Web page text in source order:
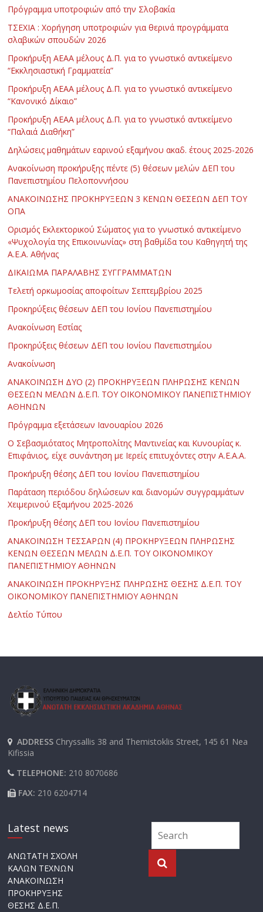
Πρόγραμμα υποτροφιών από την Σλοβακία
ΤΣΕΧΙΑ : Χορήγηση υποτροφιών για θερινά προγράμματα
σλαβικών σπουδών 2026
Προκήρυξη ΑΕΑΑ μέλους Δ.Π. για το γνωστικό αντικείμενο
“Εκκλησιαστική Γραμματεία”
Προκήρυξη ΑΕΑΑ μέλους Δ.Π. για το γνωστικό αντικείμενο
“Κανονικό Δίκαιο”
Προκήρυξη ΑΕΑΑ μέλους Δ.Π. για το γνωστικό αντικείμενο
“Παλαιά Διαθήκη”
Δηλώσεις μαθημάτων εαρινού εξαμήνου ακαδ. έτους 2025-2026
Ανακοίνωση προκήρυξης πέντε (5) θέσεων μελών ΔΕΠ του
Πανεπιστημίου Πελοποννήσου
ΑΝΑΚΟΙΝΩΣΗΣ ΠΡΟΚΗΡΥΞΕΩΝ 3 ΚΕΝΩΝ ΘΕΣΕΩΝ ΔΕΠ ΤΟΥ
ΟΠΑ
Ορισμός Εκλεκτορικού Σώματος για το γνωστικό αντικείμενο
«Ψυχολογία της Επικοινωνίας» στη βαθμίδα του Καθηγητή της
Α.Ε.Α. Αθήνας
ΔΙΚΑΙΩΜΑ ΠΑΡΑΛΑΒΗΣ ΣΥΓΓΡΑΜΜΑΤΩΝ
Τελετή ορκωμοσίας αποφοίτων Σεπτεμβρίου 2025
Προκηρύξεις θέσεων ΔΕΠ του Ιονίου Πανεπιστημίου
Ανακοίνωση Εστίας
Προκηρύξεις θέσεων ΔΕΠ του Ιονίου Πανεπιστημίου
Ανακοίνωση
ΑΝΑΚΟΙΝΩΣΗ ΔΥΟ (2) ΠΡΟΚΗΡΥΞΕΩΝ ΠΛΗΡΩΣΗΣ ΚΕΝΩΝ
ΘΕΣΕΩΝ ΜΕΛΩΝ Δ.Ε.Π. ΤΟΥ ΟΙΚΟΝΟΜΙΚΟΥ ΠΑΝΕΠΙΣΤΗΜΙΟΥ
ΑΘΗΝΩΝ
Πρόγραμμα εξετάσεων Ιανουαρίου 2026
Ο Σεβασμιότατος Μητροπολίτης Μαντινείας και Κυνουρίας κ.
Επιφάνιος, είχε συνάντηση με Ιερείς επιτυχόντες στην Α.Ε.Α.Α.
Προκήρυξη θέσης ΔΕΠ του Ιονίου Πανεπιστημίου
Παράταση περιόδου δηλώσεων και διανομών συγγραμμάτων
Χειμερινού Εξαμήνου 2025-2026
Προκήρυξη θέσης ΔΕΠ του Ιονίου Πανεπιστημίου
ΑΝΑΚΟΙΝΩΣΗ ΤΕΣΣΑΡΩΝ (4) ΠΡΟΚΗΡΥΞΕΩΝ ΠΛΗΡΩΣΗΣ
ΚΕΝΩΝ ΘΕΣΕΩΝ ΜΕΛΩΝ Δ.Ε.Π. ΤΟΥ ΟΙΚΟΝΟΜΙΚΟΥ
ΠΑΝΕΠΙΣΤΗΜΙΟΥ ΑΘΗΝΩΝ
ΑΝΑΚΟΙΝΩΣΗ ΠΡΟΚΗΡΥΞΗΣ ΠΛΗΡΩΣΗΣ ΘΕΣΗΣ Δ.Ε.Π. ΤΟΥ
ΟΙΚΟΝΟΜΙΚΟΥ ΠΑΝΕΠΙΣΤΗΜΙΟΥ ΑΘΗΝΩΝ
Δελτίο Τύπου
ADDRESS Chryssallis 38 and Themistoklis Street, 145 61 Nea
Kifissia
TELEPHONE: 210 8070686
FAX: 210 6204714
Latest news
ΑΝΩΤΑΤΗ ΣΧΟΛΗ
ΚΑΛΩΝ ΤΕΧΝΩΝ
ΑΝΑΚΟΙΝΩΣΗ
ΠΡΟΚΗΡΥΞΗΣ
ΘΕΣΗΣ Δ.Ε.Π.